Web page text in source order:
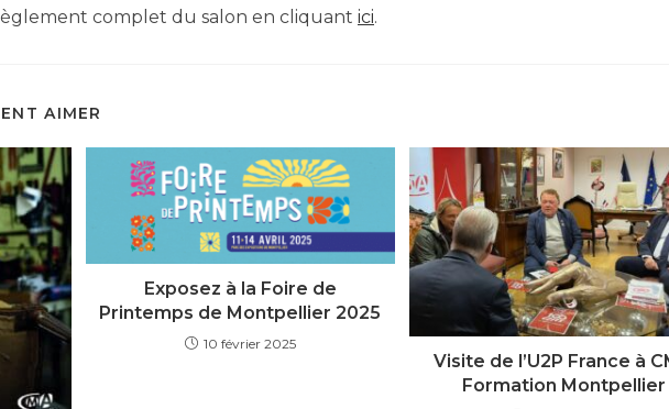
complet du salon en cliquant ici.
AIMER
Exposez à la Foire de
Printemps de Montpellier 2025
10 février 2025
Visite de l’U2P France à
Formation Montpellier